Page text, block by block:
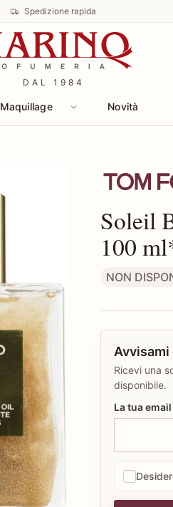
Spedizione rapida
DAL 1984
Maquillage Novità
Scopri i
Soleil
100
NON
Ricevi una
disponibile.
La tua email